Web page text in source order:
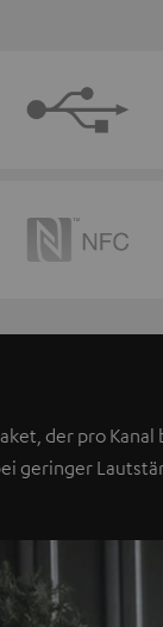
der pro
geringer